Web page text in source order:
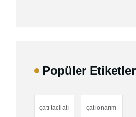
Popüler Etiketler
çatı tadilatı çatı onarımı